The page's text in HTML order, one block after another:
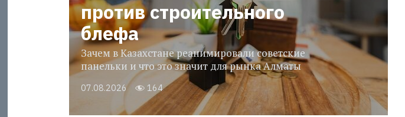
против строительного
блефа
Зачем в Казахстане реанимировали советские
панельки и что это значит для рынка Алматы
07.08.2026 164